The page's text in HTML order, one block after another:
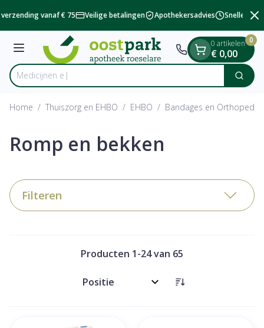
vanaf € 75 Veilige betalingen Apothekersadvies Snelle
Menu
Product, merk, categorie... Zoek
0 artikelen
€ 0,00
0
Home / Thuiszorg en EHBO / EHBO / Bandages en
Romp en bekken
Filteren
Producten 1-24van 65
Sorteer op: